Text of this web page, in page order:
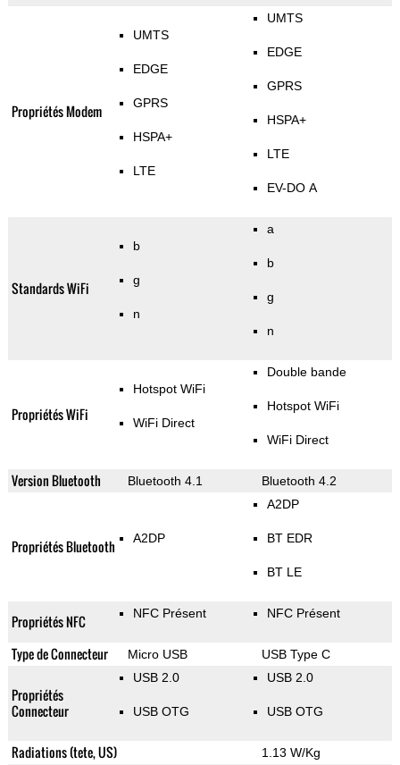
Propriétés Modem
UMTS
EDGE
GPRS
HSPA+
LTE
UMTS
EDGE
GPRS
HSPA+
LTE
EV-DO A
Standards WiFi
b
g
n
a
b
g
n
Propriétés WiFi
Hotspot WiFi
WiFi Direct
Double bande
Hotspot WiFi
WiFi Direct
Version Bluetooth Bluetooth 4.1 Bluetooth 4.2
Propriétés Bluetooth A2DP
A2DP
BT EDR
BT LE
Propriétés NFC NFC Présent NFC Présent
Type de Connecteur Micro USB USB Type C
Propriétés
Connecteur
USB 2.0
USB OTG
USB 2.0
USB OTG
Radiations (tete, US) 1.13 W/Kg